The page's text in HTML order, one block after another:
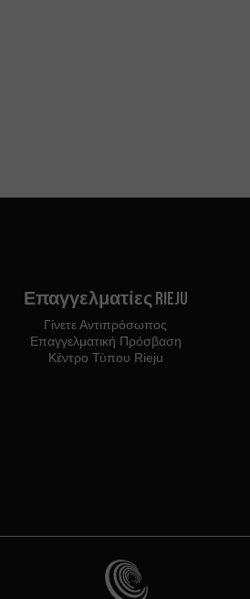
Επαγγελματίες Rieju
Γίνετε Αντιπρόσωπος
Επαγγελματική Πρόσβαση
Κέντρο Τύπου Rieju